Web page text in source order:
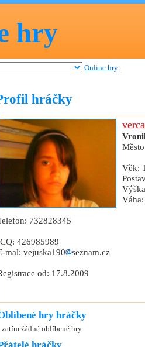
hry
Online hry:
hráčky
Věk:
732828345
426985989
mal: vejuska190
seznam.cz
od: 17.8.2009
hry hráčky
zatím žádné oblíbené hry